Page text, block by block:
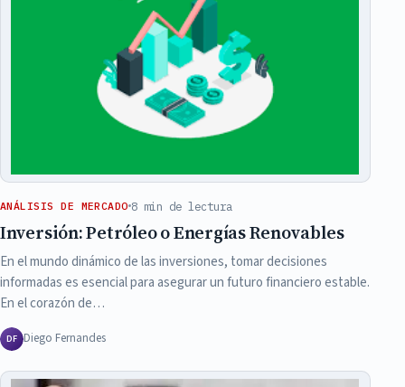
ANÁLISIS DE MERCADO 8 min de lectura
Inversión: Petróleo o Energías Renovables
En el mundo dinámico de las inversiones, tomar decisiones
informadas es esencial para asegurar un futuro financiero estable.
En el corazón de…
DF Diego Fernandes